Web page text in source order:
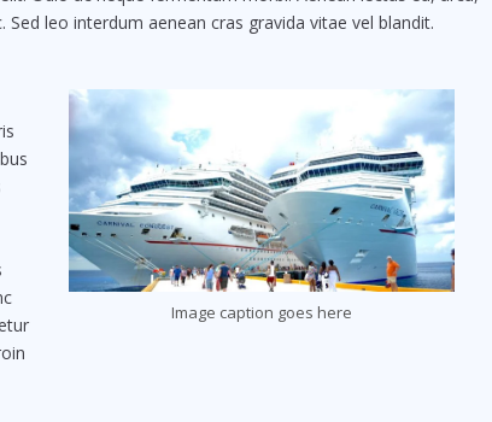
leo interdum aenean cras gravida vitae vel blandit.
Image caption goes here